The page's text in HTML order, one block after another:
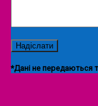
*Дані не передаються